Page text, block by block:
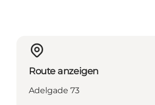
Route anzeigen
Adelgade 73